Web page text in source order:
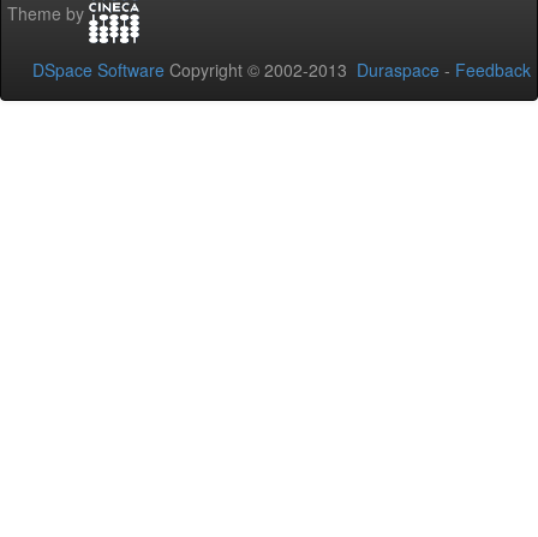
Theme by
DSpace Software Copyright © 2002-2013 Duraspace - Feedback